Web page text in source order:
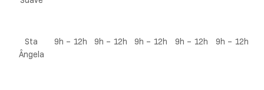
Sta
Ângela
9h – 12h 9h – 12h 9h – 12h 9h – 12h 9h – 12h